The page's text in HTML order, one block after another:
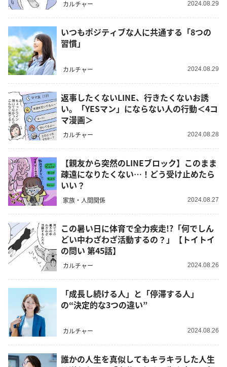
カルチャー 2024.08.29
いつもポジティブな人に共通する「8つの
習慣」
カルチャー 2024.08.29
返事したくないLINE、行きたくないお誘
い。「YESマン」にならない人の行動＜4コ
マ漫画＞
カルチャー 2024.08.28
【親友から突然のLINEブロック】このまま
疎遠になりたくない…！どう受け止めたら
いい？
家族・人間関係 2024.08.27
この暑い日に体育で全力疾走!?「何でしん
どい中わざわざ活動するの？」【トイトイ
の問い 第45話】
カルチャー 2024.08.26
「成長し続ける人」と「停滞する人」
の“決定的な3つの違い”
カルチャー 2024.08.26
誰かの人生を真似してもキラキラした人生